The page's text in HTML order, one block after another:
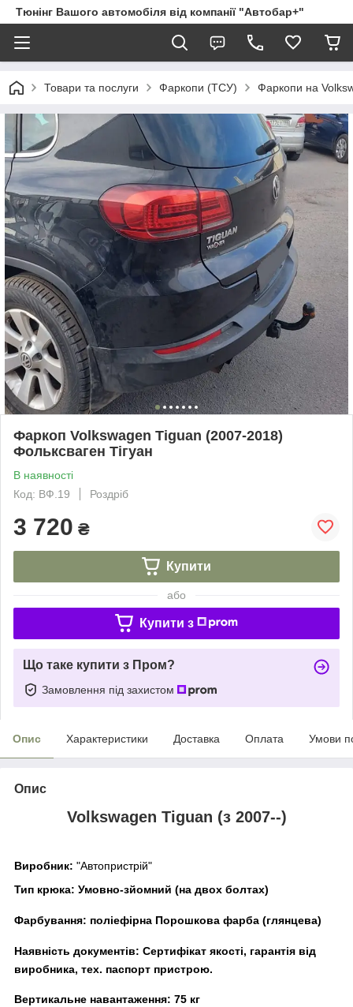
Тюнінг Вашого автомобіля від компанії "Автобар+"
Товари та послуги Фаркопи (ТСУ) Фаркопи на
Фаркоп Volkswagen Tiguan (2007-2018)
Фольксваген Тігуан
В наявності
Код: ВФ.19
Роздріб
3 720 ₴
Купити
або
Купити з
Що таке купити з Пром?
Замовлення під захистом
Опис Характеристики Доставка Оплата Умови
Опис
Volkswagen Tiguan (з 2007--)
Виробник: "Автопристрій"
Тип крюка: Умовно-зйомний (на двох болтах)
Фарбування: поліефірна Порошкова фарба (глянцева)
Наявність документів: Сертифікат якості, гарантія від
виробника, тех. паспорт пристрою.
Вертикальне навантаження: 75 кг